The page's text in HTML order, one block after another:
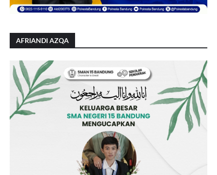
AFRIANDI AZQA